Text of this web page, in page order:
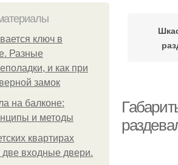
ключ в
Разные
и как при
замок
на балконе:
и методы
квартирах
две входные двери.